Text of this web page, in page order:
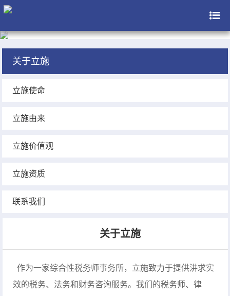
关于立施
立施使命
立施由来
立施价值观
立施资质
联系我们
关于立施
作为一家综合性税务师事务所，立施致力于提供汫求实
效的税务、法务和财务咨询服务。我们的税务师、律